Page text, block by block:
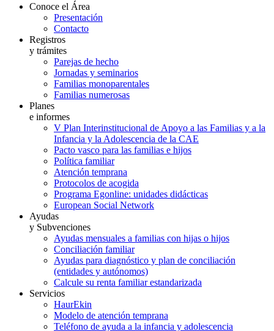
Conoce el Área
Presentación
Contacto
Registros
y trámites
Parejas de hecho
Jornadas y seminarios
Familias monoparentales
Familias numerosas
Planes
e informes
V Plan Interinstitucional de Apoyo a las Familias y a la
Infancia y la Adolescencia de la CAE
Pacto vasco para las familias e hijos
Política familiar
Atención temprana
Protocolos de acogida
Programa Egonline: unidades didácticas
European Social Network
Ayudas
y Subvenciones
Ayudas mensuales a familias con hijas o hijos
Conciliación familiar
Ayudas para diagnóstico y plan de conciliación
(entidades y autónomos)
Calcule su renta familiar estandarizada
Servicios
HaurEkin
Modelo de atención temprana
Teléfono de ayuda a la infancia y adolescencia